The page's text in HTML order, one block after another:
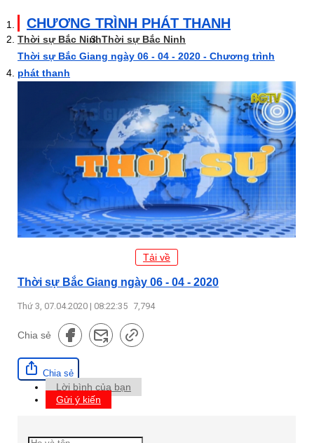
CHƯƠNG TRÌNH PHÁT THANH
Thời sự Bắc NinhThời sự Bắc Ninh
Thời sự Bắc Giang ngày 06 - 04 - 2020 - Chương trình
phát thanh
Tải về
Thời sự Bắc Giang ngày 06 - 04 - 2020
Thứ 3, 07.04.2020 | 08:22:35 7,794
Chia sẻ
Chia sẻ
Lời bình của bạn
Gửi ý kiến